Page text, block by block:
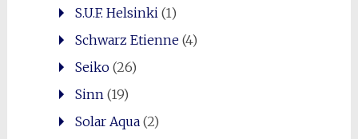
S.U.F. Helsinki (1)
Schwarz Etienne(4)
Seiko(26)
Sinn (19)
Solar Aqua(2)